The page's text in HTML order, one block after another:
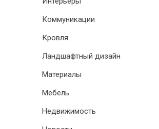
Коммуникации
Кровля
Ландшафтный дизайн
Материалы
Мебель
Недвижимость